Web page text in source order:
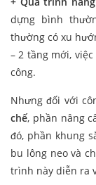
dựng bình
thường có xu
– 2 tầng mới,
công.
Nhưng đối với
chế, phần nâng
đó, phần khung
bu lông neo và
trình này diễn ra